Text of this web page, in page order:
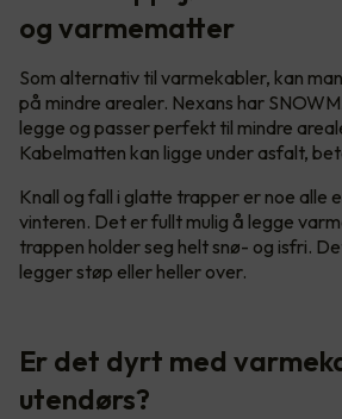
og varmematter
Som alternativ til varmekabler, kan
på mindre arealer. Nexans har
legge og passer perfekt til mindre
Kabelmatten kan ligge under asfalt,
Knall og fall i glatte trapper er noe alle
vinteren. Det er fullt mulig å legge
trappen holder seg helt snø- og isfri.
legger støp eller heller over.
Er det dyrt med
utendørs?